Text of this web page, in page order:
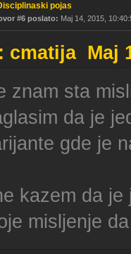
pojas
#6 poslato: Maj 14, 2015,
cmatija Maj
znam sta
da je
gde je
kazem da je
misljenje